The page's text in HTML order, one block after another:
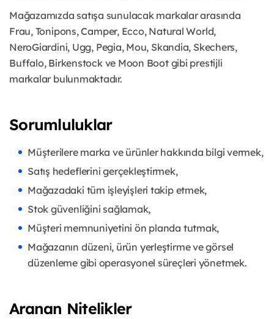
Mağazamızda satışa sunulacak markalar arasında
Frau, Tonipons, Camper, Ecco, Natural World,
NeroGiardini, Ugg, Pegia, Mou, Skandia, Skechers,
Buffalo, Birkenstock ve Moon Boot gibi prestijli
markalar bulunmaktadır.
Sorumluluklar
Müşterilere marka ve ürünler hakkında bilgi vermek,
Satış hedeflerini gerçekleştirmek,
Mağazadaki tüm işleyişleri takip etmek,
Stok güvenliğini sağlamak,
Müşteri memnuniyetini ön planda tutmak,
Mağazanın düzeni, ürün yerleştirme ve görsel
düzenleme gibi operasyonel süreçleri yönetmek.
Aranan Nitelikler